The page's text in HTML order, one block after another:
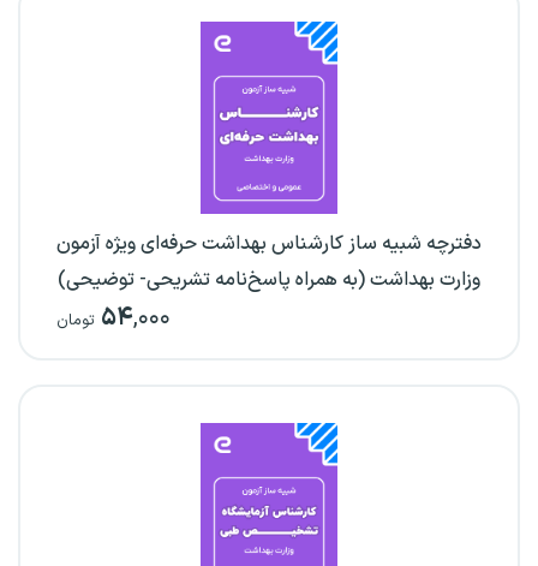
دفترچه شبیه ساز کارشناس بهداشت حرفه‌ای ویژه آزمون
وزارت بهداشت (به همراه پاسخ‌نامه تشریحی- توضیحی)
۵۴,۰۰۰ تومان